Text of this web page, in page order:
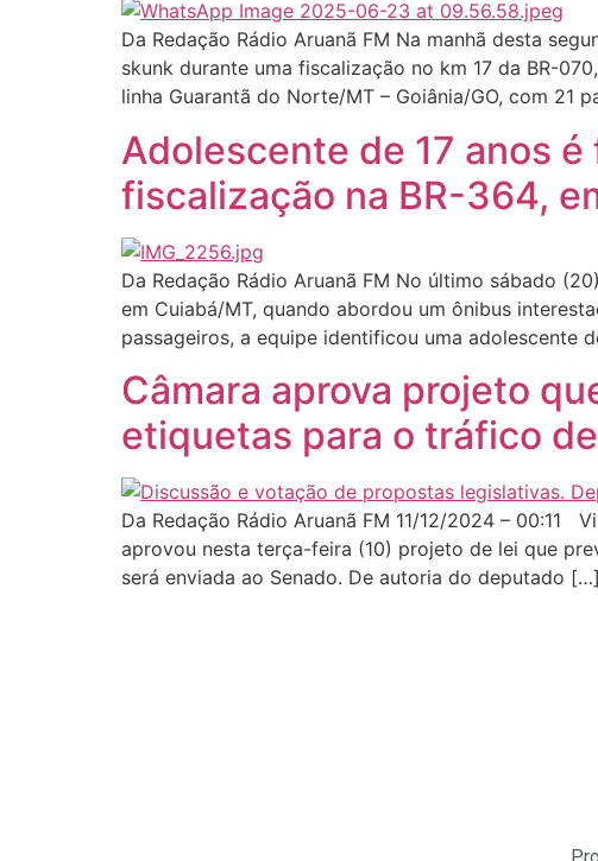
Da Redação Rádio Aruanã FM Na manhã desta
skunk durante uma fiscalização no km 17 da BR-
linha Guarantã do Norte/MT – Goiânia/GO, com 21
Adolescente de 17 anos
fiscalização na BR-364,
Da Redação Rádio Aruanã FM No último sábado
em Cuiabá/MT, quando abordou um ônibus
passageiros, a equipe identificou uma adolescente
Câmara aprova projeto
etiquetas para o tráfico
Da Redação Rádio Aruanã FM 11/12/2024 – 00:11
aprovou nesta terça-feira (10) projeto de lei que
será enviada ao Senado. De autoria do deputado […]